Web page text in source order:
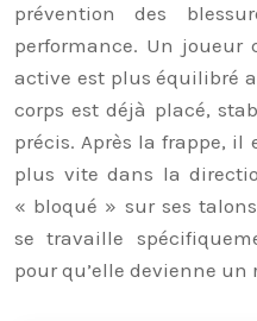
prévention des
performance. Un joueur
active est plus équilibré
corps est déjà placé,
précis. Après la frappe,
plus vite dans la
« bloqué » sur ses
se travaille
pour qu’elle devienne un